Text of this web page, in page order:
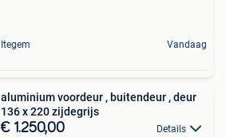
Itegem Vandaag
aluminium voordeur , buitendeur , deur
136 x 220 zijdegrijs
€ 1.250,00 Details